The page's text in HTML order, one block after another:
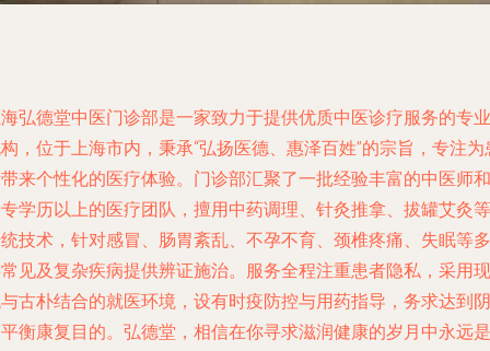
弘德堂中医门诊部是一家致力于提供优质中医诊疗服务的专业
，位于上海市内，秉承“弘扬医德、惠泽百姓”的宗旨，专注为
来个性化的医疗体验。门诊部汇聚了一批经验丰富的中医师和
学历以上的医疗团队，擅用中药调理、针灸推拿、拔罐艾灸等
技术，针对感冒、肠胃紊乱、不孕不育、颈椎疼痛、失眠等多
见及复杂疾病提供辨证施治。服务全程注重患者隐私，采用现
古朴结合的就医环境，设有时疫防控与用药指导，务求达到阴
衡康复目的。弘德堂，相信在你寻求滋润健康的岁月中永远是